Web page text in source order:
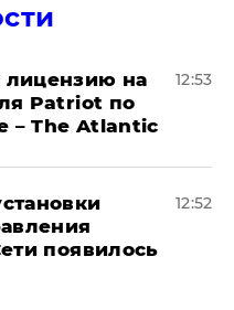
на
Patriot по
– The Atlantic
12:53
появилось
12:52